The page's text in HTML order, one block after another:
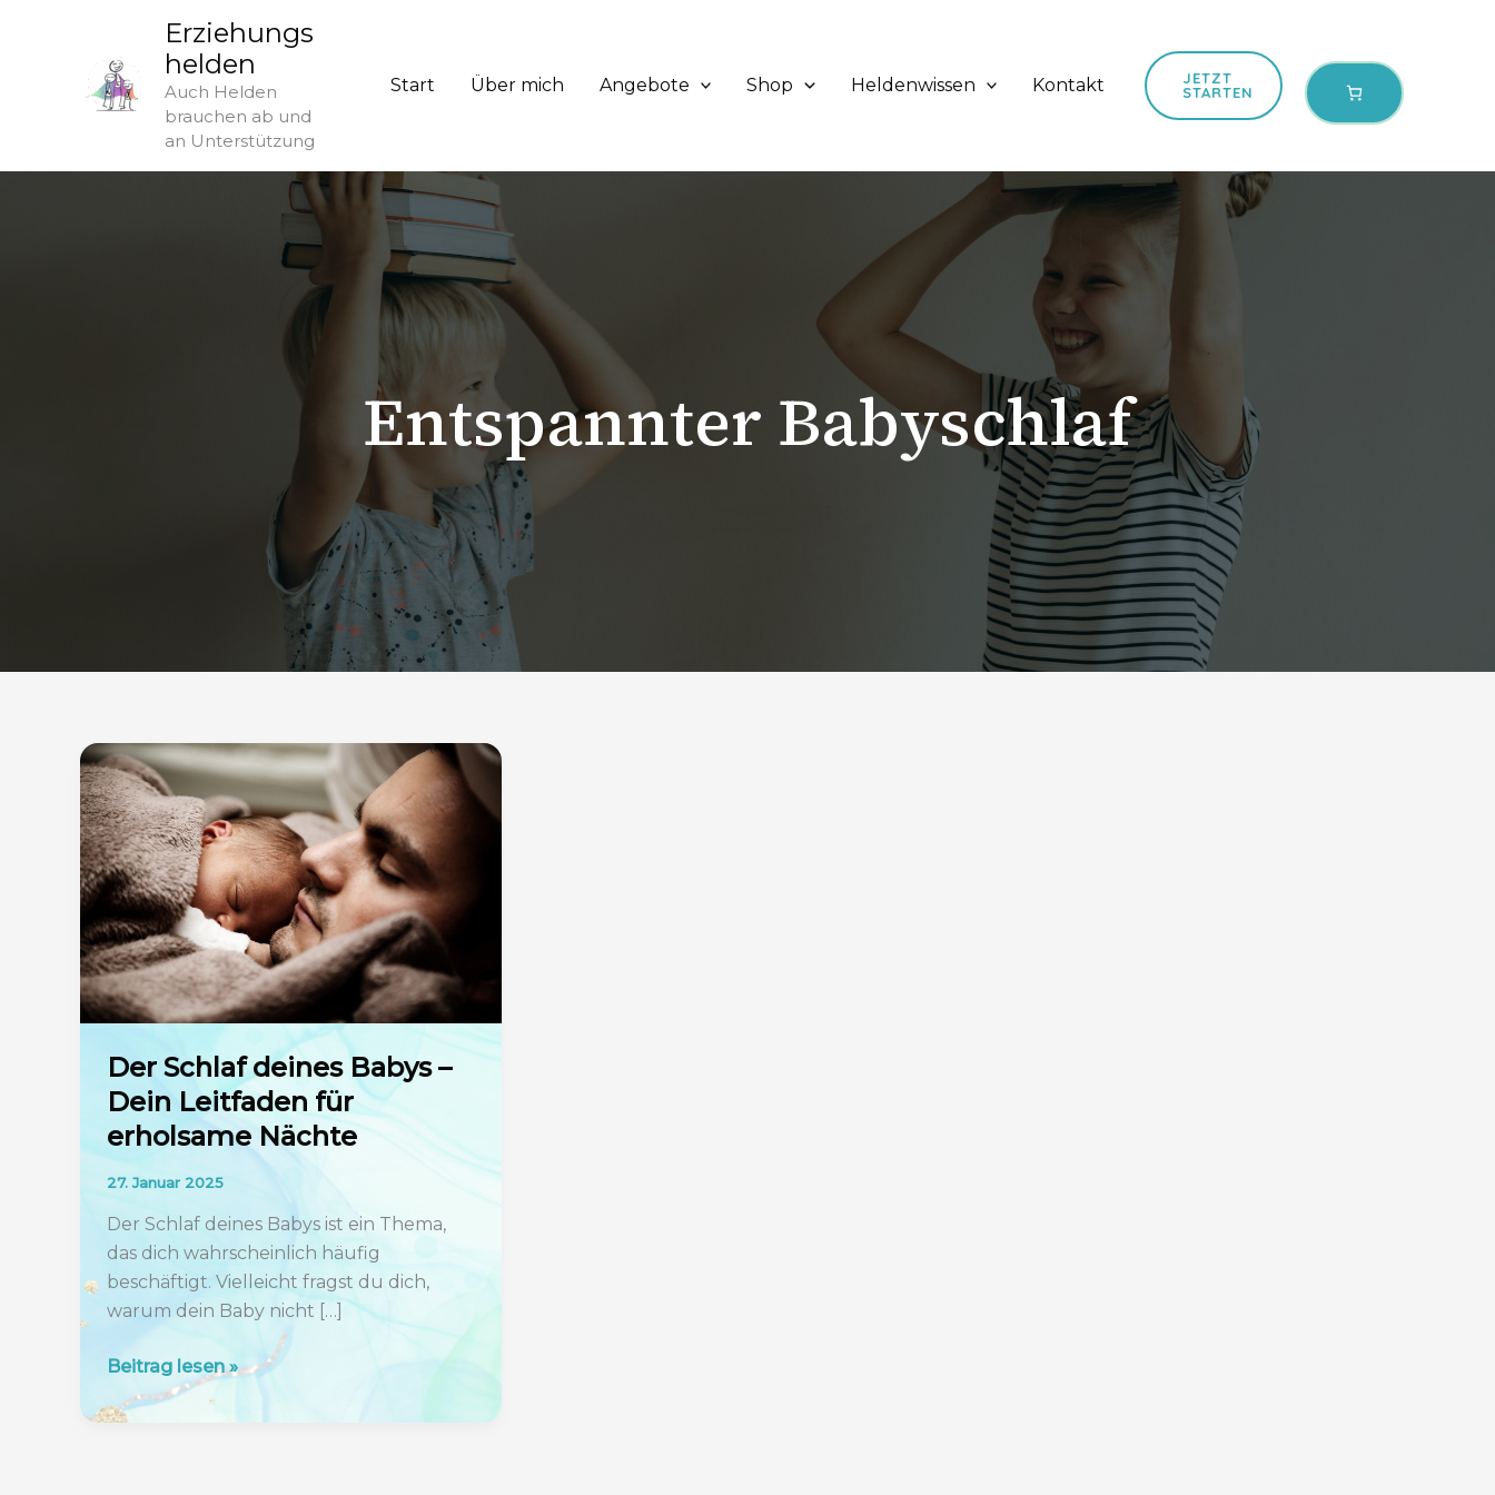
Erziehungs
helden
Auch Helden
brauchen ab und
an Unterstützung
Start Über mich Angebote Shop Heldenwissen Kontakt
JETZT
STARTEN
Entspannter Babyschlaf
Der Schlaf deines Babys –
Dein Leitfaden für
erholsame Nächte
27. Januar 2025
Der Schlaf deines Babys ist ein Thema,
das dich wahrscheinlich häufig
beschäftigt. Vielleicht fragst du dich,
warum dein Baby nicht […]
Der
Schlaf
deines
Beitrag lesen »